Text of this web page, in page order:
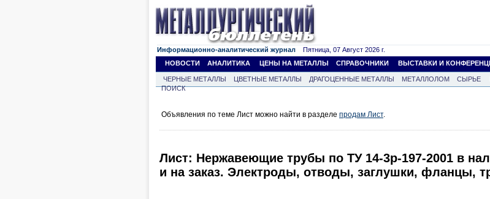
Информационно-аналитический журнал Пятница, 07 Август 2026 г.
НОВОСТИ
АНАЛИТИКА ЦЕНЫ НА МЕТАЛЛЫ СПРАВОЧНИКИ ВЫСТАВКИ И
ЧЕРНЫЕ МЕТАЛЛЫ ЦВЕТНЫЕ МЕТАЛЛЫ ДРАГОЦЕННЫЕ МЕТАЛЛЫ МЕТАЛЛОЛОМ СЫРЬЕ
ПОИСК
Объявления по теме Лист можно найти в разделе продам Лист.
Лист: Нержавеющие трубы по ТУ 14-3р-197-2001 в
и на заказ. Электроды, отводы, заглушки, фланцы,